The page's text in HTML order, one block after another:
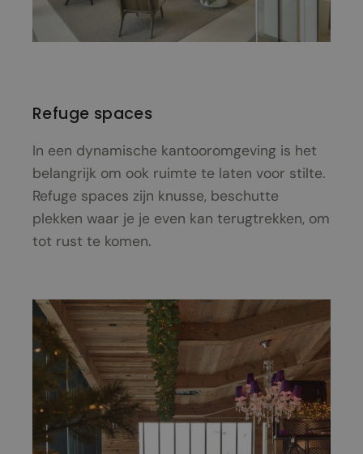
Refuge spaces
In een dynamische kantooromgeving is het
belangrijk om ook ruimte te laten voor stilte.
Refuge spaces zijn knusse, beschutte
plekken waar je je even kan terugtrekken, om
tot rust te komen.